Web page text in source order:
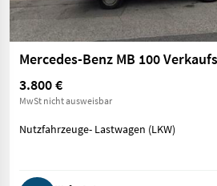
Mercedes-Benz MB 100
3.800 €
MwSt nicht ausweisbar
Nutzfahrzeuge- Lastwagen (LKW)